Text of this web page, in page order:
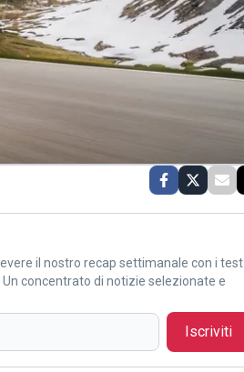
il nostro recap settimanale con i test
concentrato di notizie selezionate e
Iscriviti